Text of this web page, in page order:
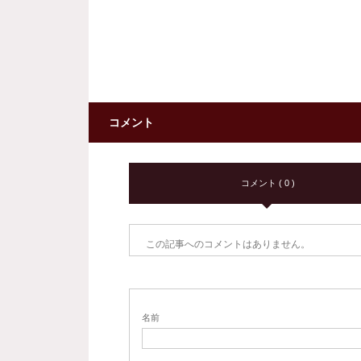
コメント
コメント ( 0 )
この記事へのコメントはありません。
名前